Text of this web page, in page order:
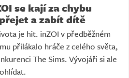
se kají za chybu
a zabít dítě
je hit. inZOI v předběžném
přilákalo hráče z celého světa,
The Sims. Vývojáři si ale